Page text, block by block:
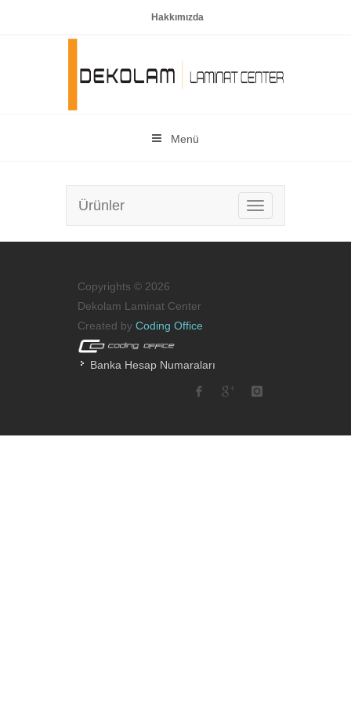
Hakkımızda
Menü
Menu
Ürünler
Copyrights © 2026
Dekolam Laminat Center
Created by Coding Office
Banka Hesap Numaraları